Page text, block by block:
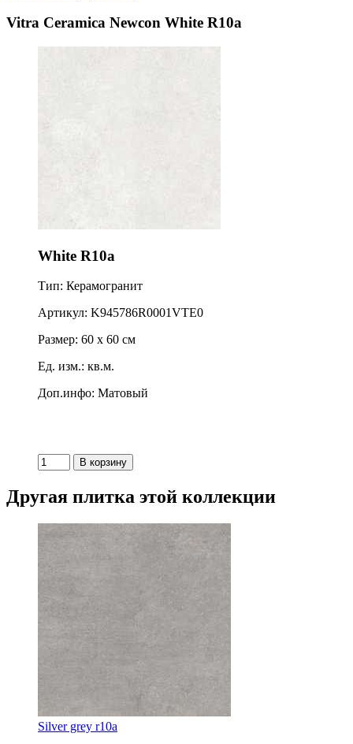
Vitra Ceramica Newcon White R10a
White R10a
Тип: Керамогранит
Артикул: K945786R0001VTE0
Размер: 60 x 60 см
Ед. изм.: кв.м.
Доп.инфо: Матовый
Другая плитка этой коллекции
Silver grey r10a